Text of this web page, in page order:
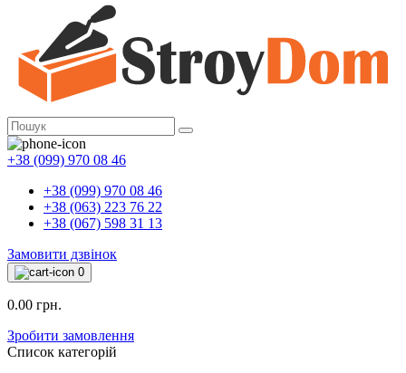
+38 (099) 970 08 46
+38 (099) 970 08 46
+38 (063) 223 76 22
+38 (067) 598 31 13
Замовити дзвінок
0
0.00 грн.
Зробити замовлення
Список категорій